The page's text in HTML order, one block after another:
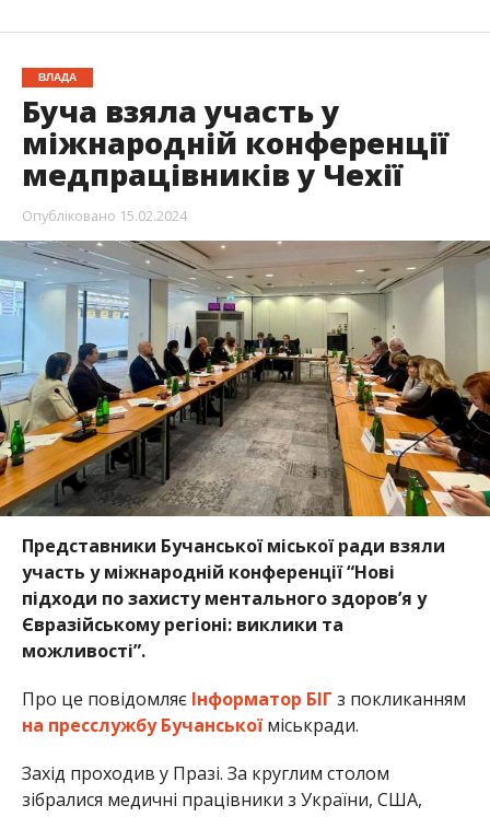
ВЛАДА
Буча взяла участь у
міжнародній конференції
медпрацівників у Чехії
Опубліковано 15.02.2024
Представники Бучанської міської ради взяли
участь у міжнародній конференції “Нові
підходи по захисту ментального здоровʼя у
Євразійському регіоні: виклики та
можливості”.
Про це повідомляє Інформатор БІГ з покликанням
на пресслужбу Бучанськоїміськради.
Захід проходив у Празі. За круглим столом
зібралися медичні працівники з України, США,